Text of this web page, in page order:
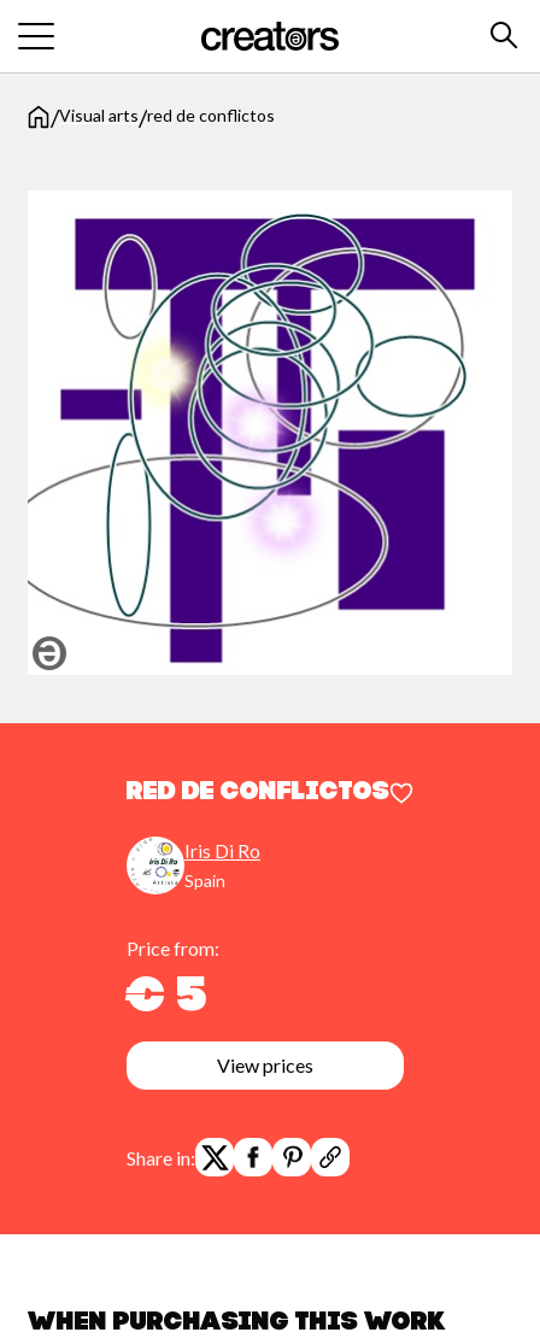
/Visual arts/red de conflictos
red de conflictos
Iris Di Ro
Spain
Price from:
€ 5
View prices
Share in:
When purchasing this work